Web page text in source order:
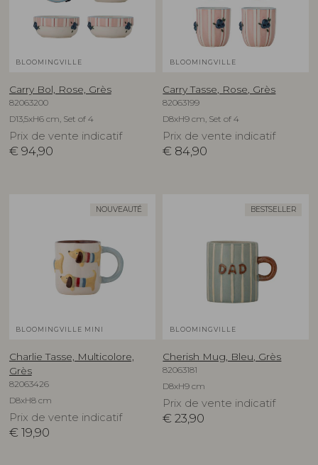
BLOOMINGVILLE
Carry Bol, Rose, Grès
82063200
D13,5xH6 cm, Set of 4
Prix de vente indicatif
€ 94,90
BLOOMINGVILLE
Carry Tasse, Rose, Grès
82063199
D8xH9 cm, Set of 4
Prix de vente indicatif
€ 84,90
NOUVEAUTÉ
BLOOMINGVILLE MINI
Charlie Tasse, Multicolore,
Grès
82063426
D8xH8 cm
Prix de vente indicatif
€ 19,90
BESTSELLER
BLOOMINGVILLE
Cherish Mug, Bleu, Grès
82063181
D8xH9 cm
Prix de vente indicatif
€ 23,90